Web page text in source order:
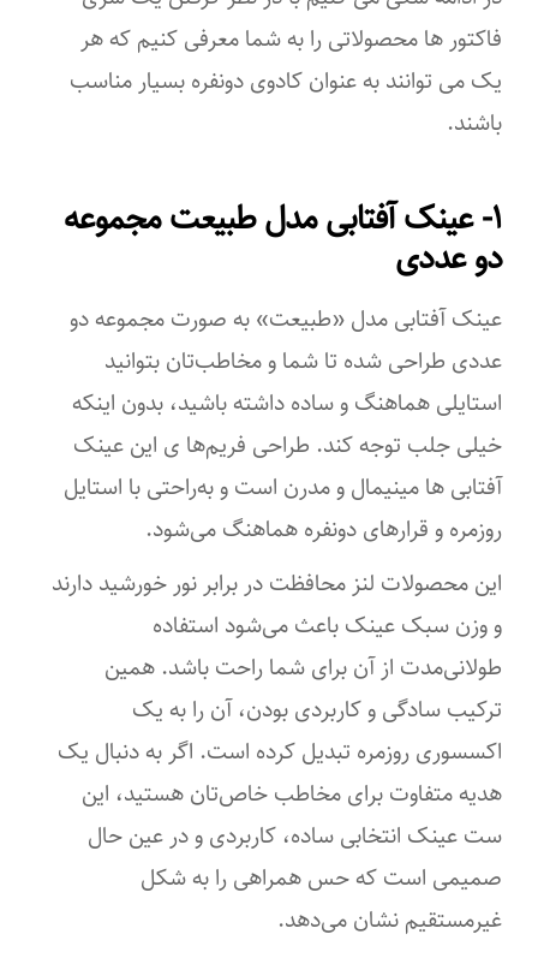
فاکتور ها محصولاتی را به شما معرفی کنیم که هر
یک می توانند به عنوان کادوی دونفره بسیار مناسب
باشند.
۱- عینک آفتابی مدل طبیعت مجموعه
دو عددی
عینک آفتابی مدل «طبیعت» به صورت مجموعه دو
عددی طراحی شده تا شما و مخاطب‌تان بتوانید
استایلی هماهنگ و ساده داشته باشید، بدون اینکه
خیلی جلب توجه کند. طراحی فریم‌ها ی این عینک
آفتابی ها مینیمال و مدرن است و به‌راحتی با استایل
روزمره و قرارهای دونفره هماهنگ می‌شود.
این محصولات لنز محافظت در برابر نور خورشید دارند
و وزن سبک عینک باعث می‌شود استفاده
طولانی‌مدت از آن برای شما راحت باشد. همین
ترکیب سادگی و کاربردی بودن، آن را به یک
اکسسوری روزمره تبدیل کرده است. اگر به دنبال یک
هدیه متفاوت برای مخاطب خاص‌تان هستید، این
ست عینک انتخابی ساده، کاربردی و در عین حال
صمیمی است که حس همراهی را به شکل
غیرمستقیم نشان می‌دهد.